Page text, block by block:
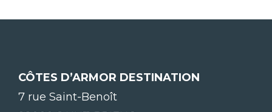
CÔTES D’ARMOR DESTINATION
7 rue Saint-Benoît